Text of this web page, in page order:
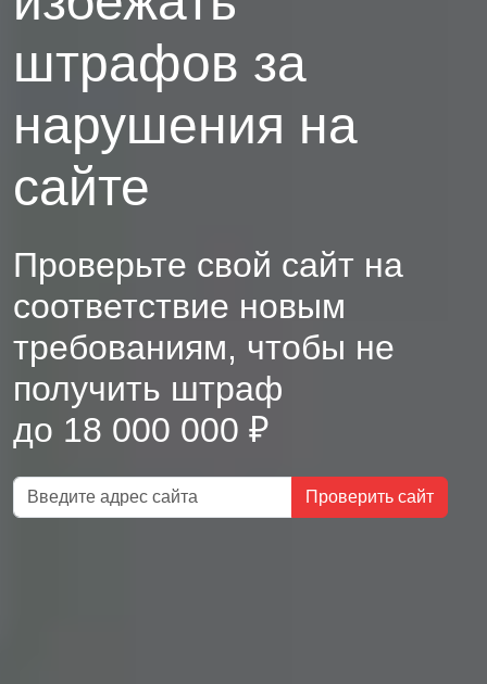
штрафов за
нарушения на
сайте
Проверьте свой сайт на
соответствие новым
требованиям, чтобы не
получить штраф
до 18 000 000 ₽
Проверить сайт